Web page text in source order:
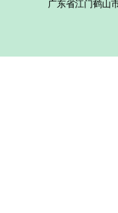
广东省江门鹤山